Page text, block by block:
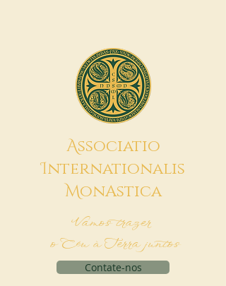
Associatio
Internationalis
MonAstica
Vamos trazer
o Céu à Terra juntos
Contate-nos